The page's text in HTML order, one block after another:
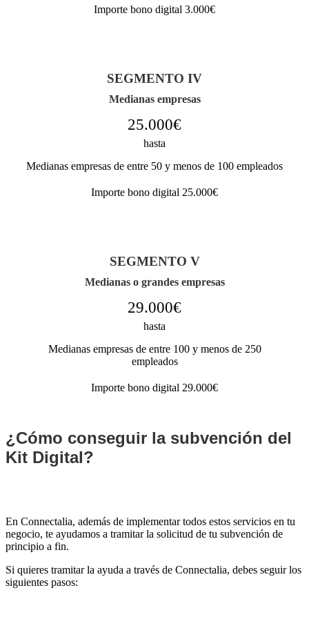
Importe bono digital 3.000€
SEGMENTO IV
Medianas empresas
25.000€
hasta
Medianas empresas de entre 50 y menos de 100 empleados
Importe bono digital 25.000€
SEGMENTO V
Medianas o grandes empresas
29.000€
hasta
Medianas empresas de entre 100 y menos de 250
empleados
Importe bono digital 29.000€
¿Cómo conseguir la subvención del
Kit Digital?
En Connectalia, además de implementar todos estos servicios en tu
negocio, te ayudamos a tramitar la solicitud de tu subvención de
principio a fin.
Si quieres tramitar la ayuda a través de Connectalia, debes seguir los
siguientes pasos: